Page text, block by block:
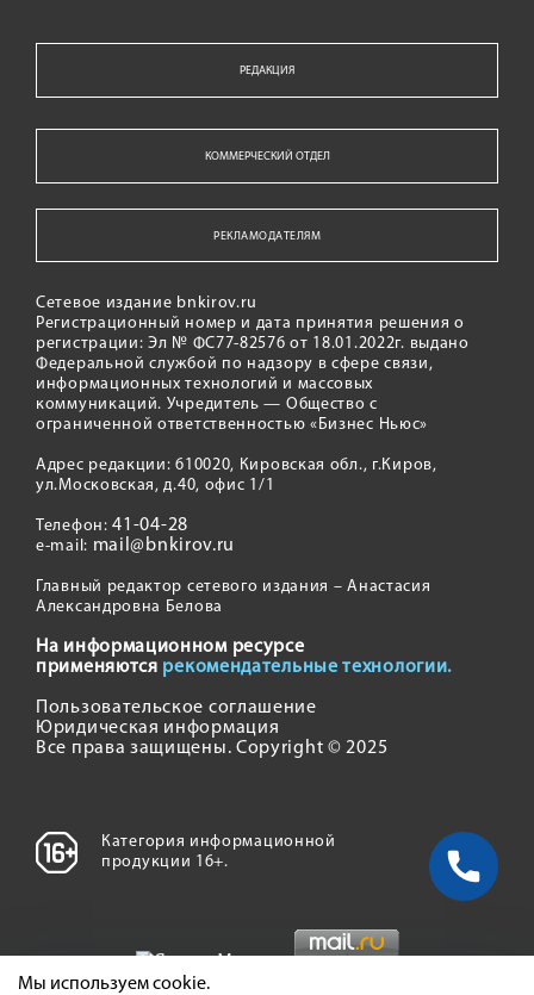
РЕДАКЦИЯ
КОММЕРЧЕСКИЙ ОТДЕЛ
РЕКЛАМОДАТЕЛЯМ
Сетевое издание bnkirov.ru
Регистрационный номер и дата принятия решения о
регистрации: Эл № ФС77-82576 от 18.01.2022г. выдано
Федеральной службой по надзору в сфере связи,
информационных технологий и массовых
коммуникаций. Учредитель — Общество с
ограниченной ответственностью «Бизнес Ньюс»
Адрес редакции: 610020, Кировская обл., г.Киров,
ул.Московская, д.40, офис 1/1
Телефон:41-04-28
e-mail: mail@bnkirov.ru
Главный редактор сетевого издания – Анастасия
Александровна Белова
На информационном ресурсе
применяются рекомендательные технологии.
Пользовательское соглашение
Юридическая информация
Все права защищены. Copyright © 2025
Категория информационной
продукции 16+.
Мы используем cookie.